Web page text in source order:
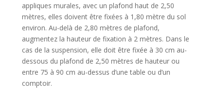
appliques murales, avec un plafond haut de 2,50
mètres, elles doivent être fixées à 1,80 mètre du sol
environ. Au-delà de 2,80 mètres de plafond,
augmentez la hauteur de fixation à 2 mètres. Dans le
cas de la suspension, elle doit être fixée à 30 cm au-
dessous du plafond de 2,50 mètres de hauteur ou
entre 75 à 90 cm au-dessus d’une table ou d’un
comptoir.